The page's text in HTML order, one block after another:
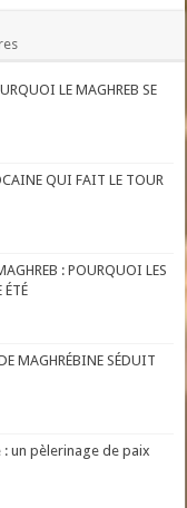
LE MAGHREB SE
QUI FAIT LE TOUR
: POURQUOI LES
ÉTÉ
MAGHRÉBINE SÉDUIT
: un pèlerinage de paix